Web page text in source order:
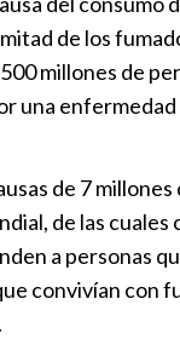
de los
millones de
una
de 7
de las cuales
a personas
convivían con